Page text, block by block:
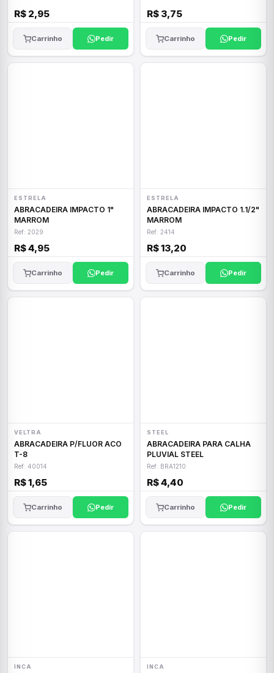
R$ 2,95
Carrinho Pedir
R$ 3,75
Carrinho Pedir
ESTRELA
ABRACADEIRA IMPACTO 1"
MARROM
Ref: 2029
R$ 4,95
Carrinho Pedir
ESTRELA
ABRACADEIRA IMPACTO 1.1/2"
MARROM
Ref: 2414
R$ 13,20
Carrinho Pedir
VELTRA
ABRACADEIRA P/FLUOR ACO
T-8
Ref: 40014
R$ 1,65
Carrinho Pedir
STEEL
ABRACADEIRA PARA CALHA
PLUVIAL STEEL
Ref: BRA1210
R$ 4,40
Carrinho Pedir
INCA INCA